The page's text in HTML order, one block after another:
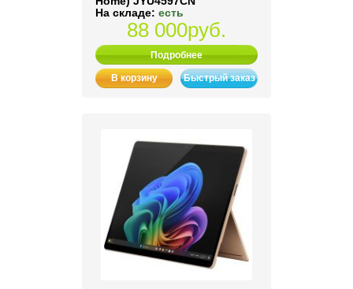
На складе: есть
88 000руб.
Подробнее
В корзину Быстрый заказ